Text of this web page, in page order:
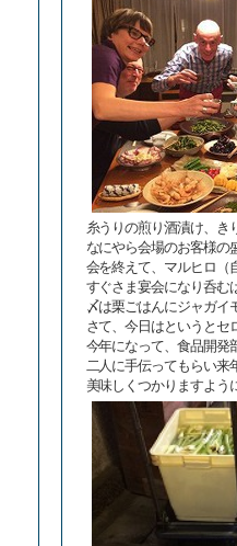
糸うりの煎り酒漬け、き
なにやら会場のお客様の
会を終えて、マルヒロ（
すぐさま宴会になり呑む
〆は栗ごはんにジャガイ
さて、今日はというとセ
今年になって、食品開発
二人に手伝ってもらい来
美味しくつかりますよう